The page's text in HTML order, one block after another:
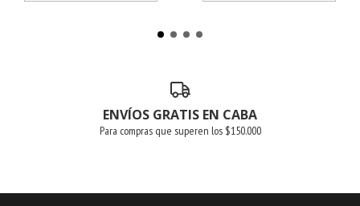
ENVÍOS GRATIS EN CABA
Para compras que superen los $150.000